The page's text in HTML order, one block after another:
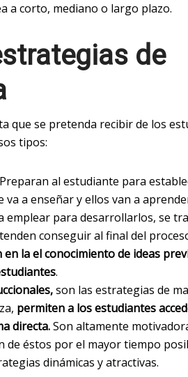
a corto, mediano o largo plazo.
de
que se pretenda recibir de los
tipos:
al estudiante para
va a enseñar y ellos van a
emplear para desarrollarlos, se
conseguir al final del
en la el conocimiento de ideas
.
son las estrategias de
permiten a los estudiantes
directa.Son altamente
de éstos por el mayor tiempo
dinámicas y atractivas.